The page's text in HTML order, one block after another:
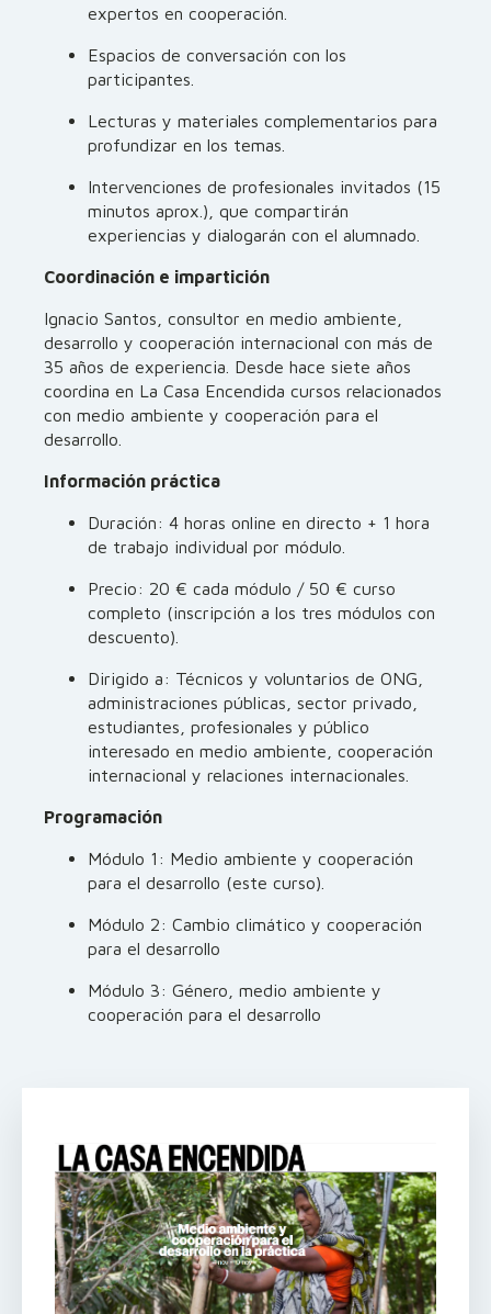
expertos en cooperación.
Espacios de conversación con los
participantes.
Lecturas y materiales complementarios para
profundizar en los temas.
Intervenciones de profesionales invitados (15
minutos aprox.), que compartirán
experiencias y dialogarán con el alumnado.
Coordinación e impartición
Ignacio Santos, consultor en medio ambiente,
desarrollo y cooperación internacional con más de
35 años de experiencia. Desde hace siete años
coordina en La Casa Encendida cursos relacionados
con medio ambiente y cooperación para el
desarrollo.
Información práctica
Duración: 4 horas online en directo + 1 hora
de trabajo individual por módulo.
Precio: 20 € cada módulo / 50 € curso
completo (inscripción a los tres módulos con
descuento).
Dirigido a: Técnicos y voluntarios de ONG,
administraciones públicas, sector privado,
estudiantes, profesionales y público
interesado en medio ambiente, cooperación
internacional y relaciones internacionales.
Programación
Módulo 1: Medio ambiente y cooperación
para el desarrollo (este curso).
Módulo 2: Cambio climático y cooperación
para el desarrollo
Módulo 3: Género, medio ambiente y
cooperación para el desarrollo